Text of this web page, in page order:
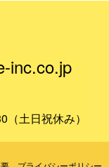
inc.co.jp
（土日祝休み）